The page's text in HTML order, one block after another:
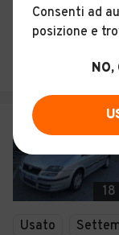
18
Usato
Consenti ad
posizione e
NO,